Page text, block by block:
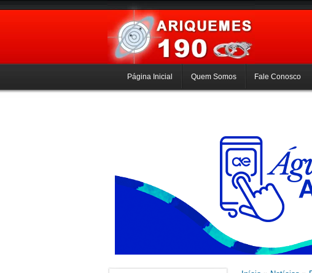
Página Inicial Quem Somos Fale Conosco